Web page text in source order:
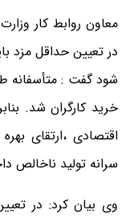
معاون روابط کار
در تعیین حداقل مزد
شود گفت : متأسفانه
خرید کارگران شد.
اقتصادی ،ارتقای
سرانه تولید ناخالص
وی بیان کرد: در